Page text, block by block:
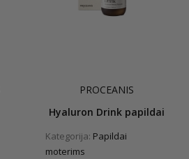
PROCEANIS
Hyaluron Drink papildai
Kategorija: Papildai
moterims